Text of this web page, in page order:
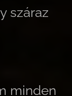
száraz
minden